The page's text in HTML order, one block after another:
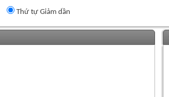
Thứ tự Giảm dần